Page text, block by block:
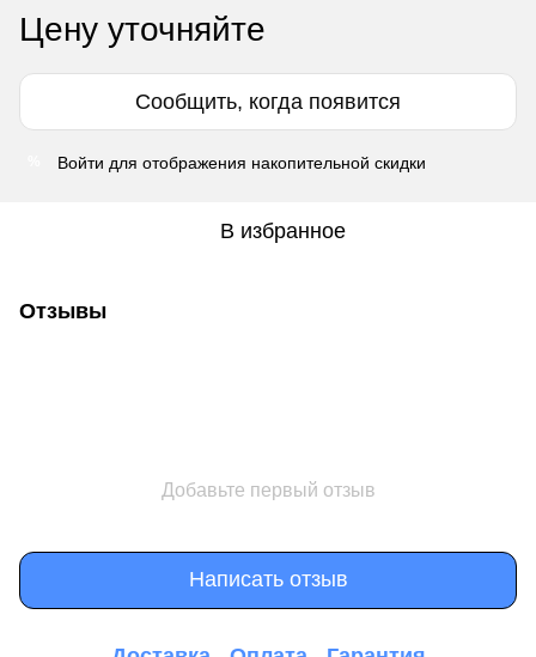
Цену уточняйте
Сообщить, когда появится
Войти для отображения накопительной скидки
В избранное
Отзывы
Добавьте первый отзыв
Написать отзыв